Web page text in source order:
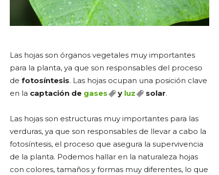
Las hojas son órganos vegetales muy importantes
para la planta, ya que son responsables del proceso
de fotosíntesis. Las hojas ocupan una posición clave
en la captación de gases y luz solar.
Las hojas son estructuras muy importantes para las
verduras, ya que son responsables de llevar a cabo la
fotosíntesis, el proceso que asegura la supervivencia
de la planta. Podemos hallar en la naturaleza hojas
con colores, tamaños y formas muy diferentes, lo que